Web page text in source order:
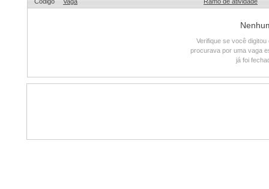
Verifique se você
procurava por uma vaga
já foi